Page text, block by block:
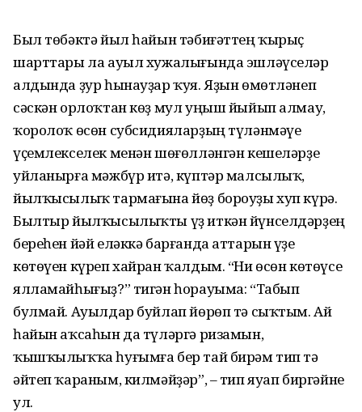
Был төбәктә йыл һайын тәбиғәттең ҡырыҫ
шарттары ла ауыл хужалығында эшләүселәр
алдында ҙур һынауҙар ҡуя. Яҙын өмөтләнеп
сәскән орлоҡтан көҙ мул уңыш йыйып алмау,
ҡоролоҡ өсөн субсидияларҙың түләнмәүе
үҫемлекселек менән шөғөлләнгән кешеләрҙе
уйланырға мәжбүр итә, күптәр малсылыҡ,
йылҡысылыҡ тармағына йөҙ бороуҙы хуп күрә.
Былтыр йылҡысылыҡты үҙ иткән йүнселдәрҙең
береһен йәй еләккә барғанда аттарын үҙе
көтөүен күреп хайран ҡалдым. “Ни өсөн көтөүсе
ялламайһығыҙ?” тигән һорауыма: “Табып
булмай. Ауылдар буйлап йөрөп тә сыҡтым. Ай
һайын аҡсаһын да түләргә ризамын,
ҡышҡылыҡҡа һуғымға бер тай бирәм тип тә
әйтеп ҡараным, килмәйҙәр”, – тип яуап биргәйне
ул.